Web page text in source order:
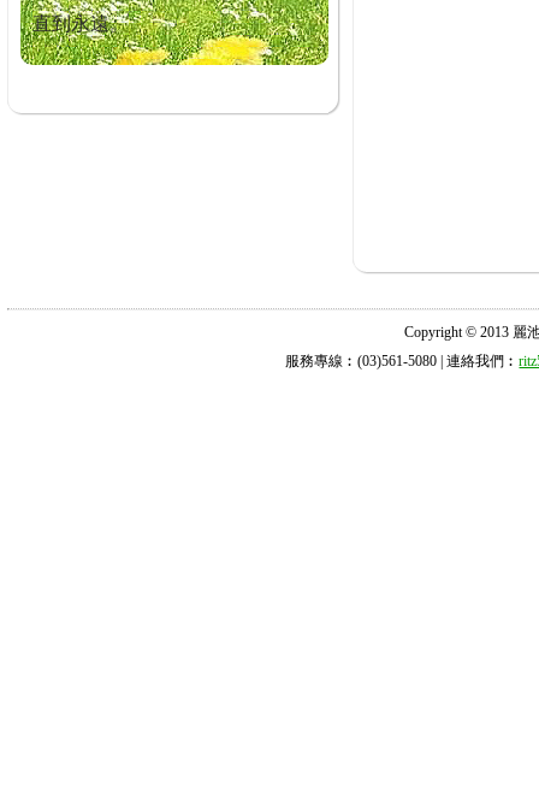
直到永遠。
Copyright © 2013 麗
服務專線︰(03)561-5080 | 連絡我們︰